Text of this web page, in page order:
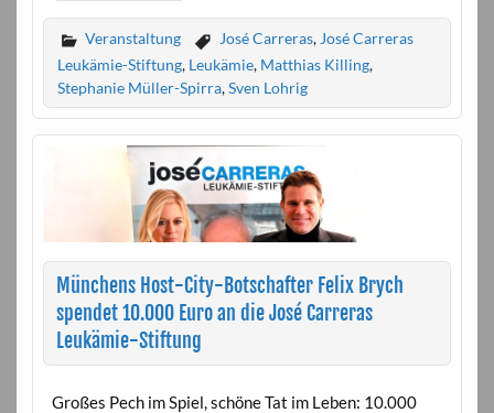
Veranstaltung José Carreras, José Carreras
Leukämie-Stiftung, Leukämie, Matthias Killing,
Stephanie Müller-Spirra,Sven Lohrig
Münchens Host-City-Botschafter Felix Brych
spendet 10.000 Euro an die José Carreras
Leukämie-Stiftung
Großes Pech im Spiel, schöne Tat im Leben: 10.000